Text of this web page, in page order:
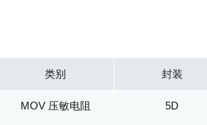
类别 封装
MOV 压敏电阻 5D